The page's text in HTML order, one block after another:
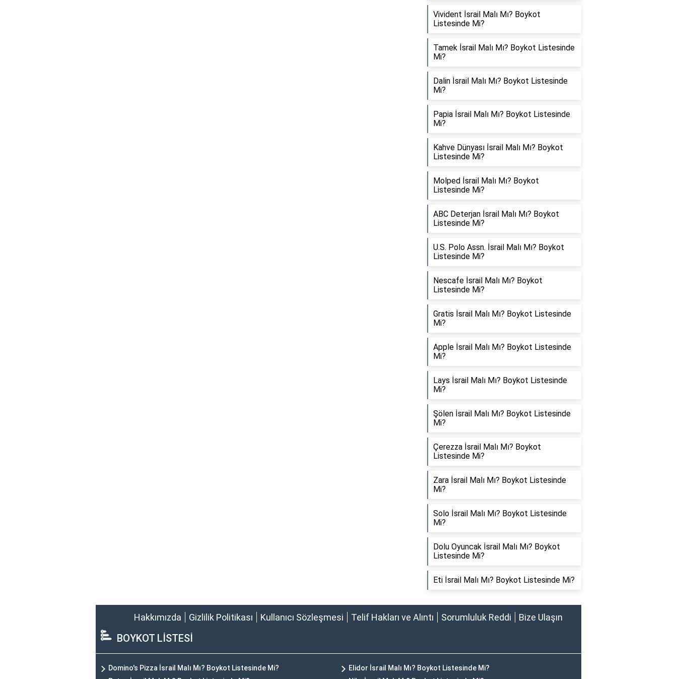
Vivident İsrail Malı Mı? Boykot
Listesinde Mi?
Tamek İsrail Malı Mı? Boykot Listesinde
Mi?
Dalin İsrail Malı Mı? Boykot Listesinde
Mi?
Papia İsrail Malı Mı? Boykot Listesinde
Mi?
Kahve Dünyası İsrail Malı Mı? Boykot
Listesinde Mi?
Molped İsrail Malı Mı? Boykot
Listesinde Mi?
ABC Deterjan İsrail Malı Mı? Boykot
Listesinde Mi?
U.S. Polo Assn. İsrail Malı Mı? Boykot
Listesinde Mi?
Nescafe İsrail Malı Mı? Boykot
Listesinde Mi?
Gratis İsrail Malı Mı? Boykot Listesinde
Mi?
Apple İsrail Malı Mı? Boykot Listesinde
Mi?
Lays İsrail Malı Mı? Boykot Listesinde
Mi?
Şölen İsrail Malı Mı? Boykot Listesinde
Mi?
Çerezza İsrail Malı Mı? Boykot
Listesinde Mi?
Zara İsrail Malı Mı? Boykot Listesinde
Mi?
Solo İsrail Malı Mı? Boykot Listesinde
Mi?
Dolu Oyuncak İsrail Malı Mı? Boykot
Listesinde Mi?
Eti İsrail Malı Mı? Boykot Listesinde Mi?
Hakkımızda Gizlilik Politikası Kullanıcı Sözleşmesi Telif Hakları ve Alıntı Sorumluluk Reddi Bize Ulaşın
BOYKOT LİSTESİ
Domino's Pizza İsrail Malı Mı? Boykot Listesinde Mi?
Elidor İsrail Malı Mı? Boykot Listesinde Mi?